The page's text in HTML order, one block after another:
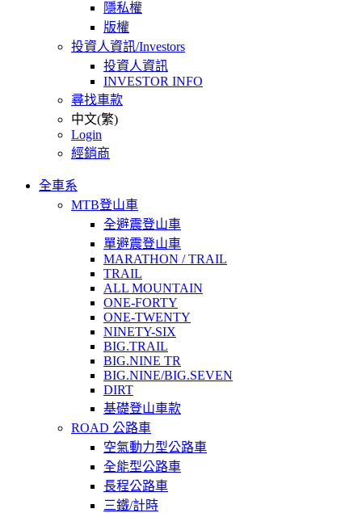
隱私權
版權
投資人資訊/Investors
投資人資訊
INVESTOR INFO
尋找車款
中文(繁)
Login
經銷商
全車系
MTB登山車
全避震登山車
單避震登山車
MARATHON / TRAIL
TRAIL
ALL MOUNTAIN
ONE-FORTY
ONE-TWENTY
NINETY-SIX
BIG.TRAIL
BIG.NINE TR
BIG.NINE/BIG.SEVEN
DIRT
基礎登山車款
ROAD 公路車
空氣動力型公路車
全能型公路車
長程公路車
三鐵/計時